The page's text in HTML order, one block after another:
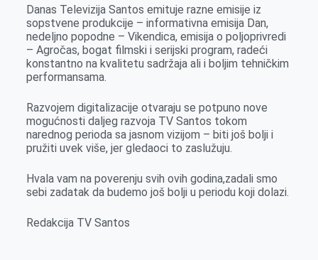
Danas Televizija Santos emituje razne emisije iz
sopstvene produkcije – informativna emisija Dan,
nedeljno popodne – Vikendica, emisija o poljoprivredi
– Agročas, bogat filmski i serijski program, radeći
konstantno na kvalitetu sadržaja ali i boljim tehničkim
performansama.
Razvojem digitalizacije otvaraju se potpuno nove
mogućnosti daljeg razvoja TV Santos tokom
narednog perioda sa jasnom vizijom – biti još bolji i
pružiti uvek više, jer gledaoci to zaslužuju.
Hvala vam na poverenju svih ovih godina,zadali smo
sebi zadatak da budemo još bolji u periodu koji dolazi.
Redakcija TV Santos